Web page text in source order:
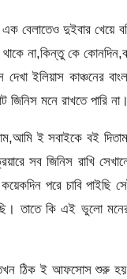
এক বেলাতেও দুইবার
না,কিন্তু কে
ইলিয়াস কাঞ্চনের
মনে রাখতে পারি না।
ই সবাইকে বই
সব জিনিস রাখি
পরে চাবি পাইছি
তাতে কি এই ভুলো
তখন ঠিক ই আফসোস শুরু